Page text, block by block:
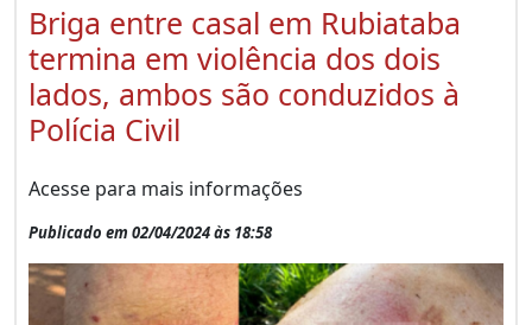
Briga entre casal em Rubiataba
termina em violência dos dois
lados, ambos são conduzidos à
Polícia Civil
Acesse para mais informações
Publicado em 02/04/2024 às 18:58